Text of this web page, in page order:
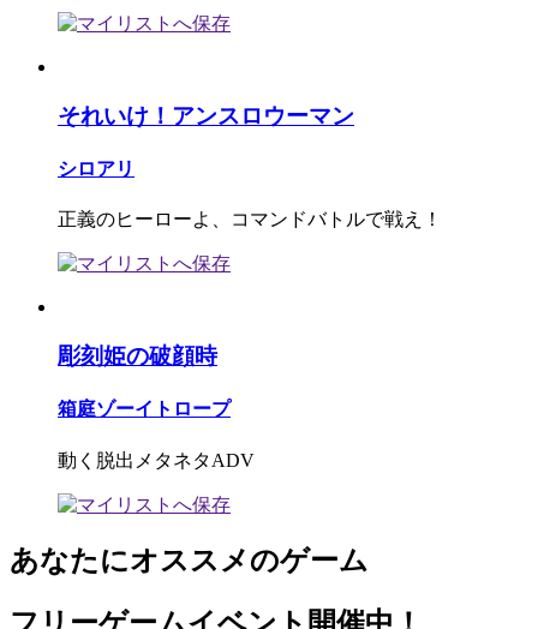
それいけ！アンスロウーマン
シロアリ
正義のヒーローよ、コマンドバトルで戦え！
彫刻姫の破顔時
箱庭ゾーイトロープ
動く脱出メタネタADV
あなたにオススメのゲーム